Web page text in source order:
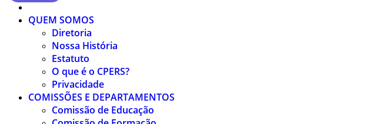
QUEM SOMOS
Diretoria
Nossa História
Estatuto
O que é o CPERS?
Privacidade
COMISSÕES E DEPARTAMENTOS
Comissão de Educação